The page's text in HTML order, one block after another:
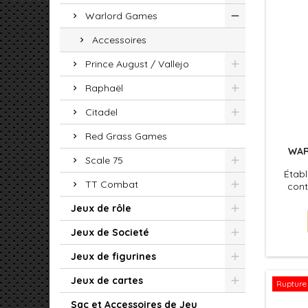
Warlord Games
Accessoires
Prince August / Vallejo
Raphaël
Citadel
Red Grass Games
Scale 75
TT Combat
Jeux de rôle
Jeux de Societé
Jeux de figurines
Jeux de cartes
Sac et Accessoires de Jeu